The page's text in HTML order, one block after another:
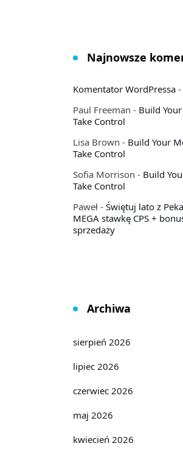
Najnowsze
Komentator WordPressa-
Paul Freeman - Build
Take Control
Lisa Brown - Build Your
Take Control
Sofia Morrison - Build
Take Control
Paweł- Świętuj lato z
MEGA stawkę CPS +
sprzedaży
Archiwa
sierpień 2026
lipiec 2026
czerwiec 2026
maj 2026
kwiecień 2026